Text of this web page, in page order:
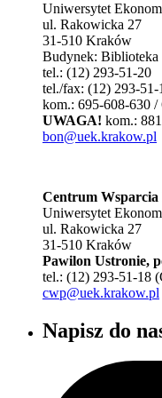
Uniwersytet
ul. Rakowicka 27
31-510 Kraków
Budynek: Biblioteka
tel.: (12) 293-51-20
tel./fax: (12) 293-51-
kom.: 695-608-630 /
UWAGA! kom.:
bon@uek.krakow.pl
Centrum Wsparcia
Uniwersytet
ul. Rakowicka 27
31-510 Kraków
Pawilon Ustronie,
tel.: (12) 293-51-18
cwp@uek.krakow.pl
Napisz do